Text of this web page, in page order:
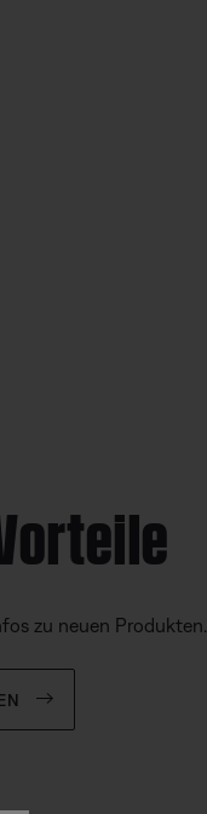
zu neuen Produkten.